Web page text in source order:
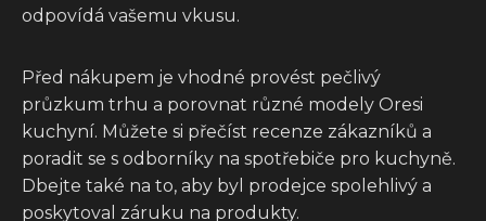
odpovídá vašemu vkusu.
Před nákupem je vhodné provést pečlivý
průzkum trhu a porovnat různé modely Oresi
kuchyní. Můžete si přečíst recenze zákazníků a
poradit se s odborníky na spotřebiče pro kuchyně.
Dbejte také na to, aby byl prodejce spolehlivý a
poskytoval záruku na produkty.